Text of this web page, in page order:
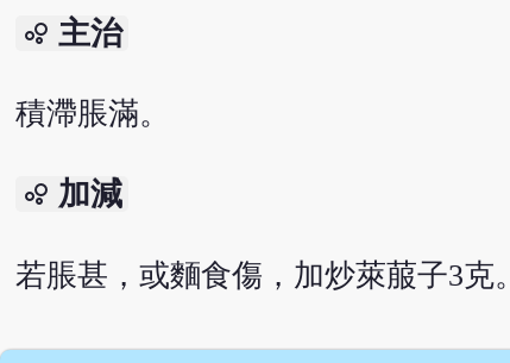
bubble_chart 主治
積滯脹滿。
bubble_chart 加減
若脹甚，或麵食傷，加炒萊菔子3克。